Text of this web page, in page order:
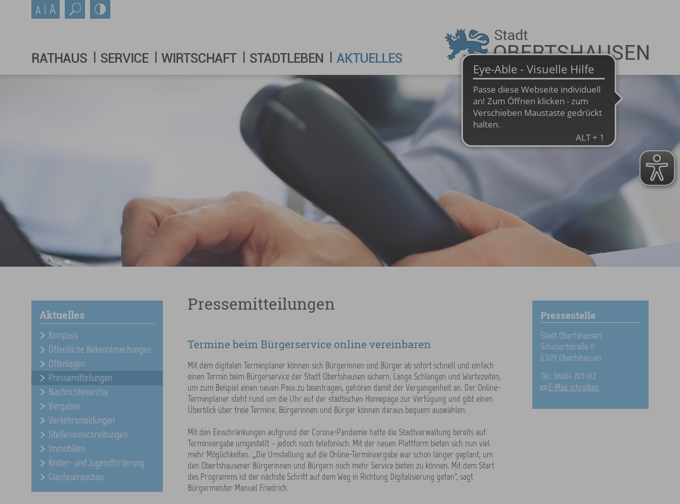
RATHAUS SERVICE WIRTSCHAFT STADTLEBEN AKTUELLES
Aktuelles
Kompass
Öffentliche Bekanntmachungen
Offenlagen
Pressemitteilungen
Nachrichtenarchiv
Vergaben
Verkehrsmeldungen
Stellenausschreibungen
Immobilien
Kinder- und Jugendförderung
Glasfaserausbau
Pressemitteilungen
Termine beim Bürgerservice online vereinbaren
Mit dem digitalen Terminplaner können sich Bürgerinnen und Bürger ab sofort schnell und einfach
einen Termin beim Bürgerservice der Stadt Obertshausen sichern. Lange Schlangen und Wartezeiten,
um zum Beispiel einen neuen Pass zu beantragen, gehören damit der Vergangenheit an. Der Online-
Terminplaner steht rund um die Uhr auf der städtischen Homepage zur Verfügung und gibt einen
Überblick über freie Termine. Bürgerinnen und Bürger können daraus bequem auswählen.
Mit den Einschränkungen aufgrund der Corona-Pandemie hatte die Stadtverwaltung bereits auf
Terminvergabe umgestellt – jedoch noch telefonisch. Mit der neuen Plattform bieten sich nun viel
mehr Möglichkeiten. „Die Umstellung auf die Online-Terminvergabe war schon länger geplant, um
den Obertshausener Bürgerinnen und Bürgern noch mehr Service bieten zu können. Mit dem Start
des Programms ist der nächste Schritt auf dem Weg in Richtung Digitalisierung getan“, sagt
Bürgermeister Manuel Friedrich.
Pressestelle
Stadt Obertshausen
Schubertstraße 11
63179 Obertshausen
Tel.: 06104 703 1112
E-Mail schreiben